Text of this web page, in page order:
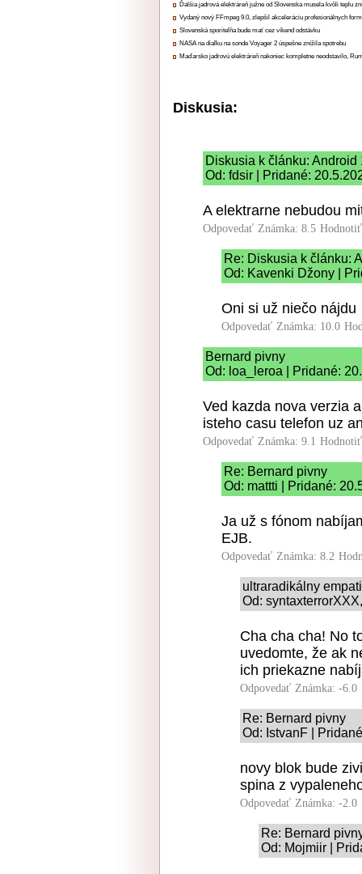
Ďalšia jadrová elektráreň južne od Slovenska musela kvôli teplu
Vydaný nový FFmpeg 9.0, zlepšil akceleráciu profesionálnych
Slovenská sporiteľňa bude mať cez víkend odstávku
NASA na diaľku na sonde Voyager 2 úspešne znížila spotrebu
Maďarsko jadrovú elektráreň nakoniec kompletne neodstavilo,
Diskusia:
Diskusia k článku:
Od: fdsir | Pridané:
A elektrarne nebudou
Odpovedať Známka: 8.5
Re: Diskusia k článku:
Od: Kavenki Džony |
Oni si už niečo nájdu
Odpovedať Známka: 10.0
Bernard pivny
Od: loa_leroa | Pridané:
Ved kazda nova verzia
isteho casu telefon uz
Odpovedať Známka: 9.1
Re: Bernard pivny
Od: mattti | Pridané:
Ja už s fónom
EJB.
Odpovedať Známka: 8.2
ultraradikálny
Od:
Cha cha cha! No
uvedomte, že ak
ich priekazne
Odpovedať Známka: -6.0
Re: Bernard pivny
Od: IstvanF |
novy blok bude
spina z
Odpovedať Známka: -2.0
Re: Bernard
Od: Mojmiir |